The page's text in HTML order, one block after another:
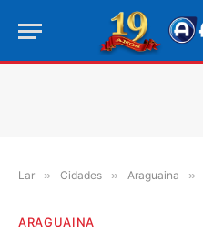
Lar » Cidades » Araguaina »
ARAGUAINA